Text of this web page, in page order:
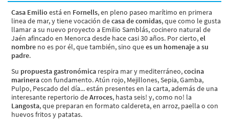
Casa Emilio está en Fornells, en pleno paseo marítimo en primera
linea de mar, y tiene vocación decasa de comidas, que como le gusta
llamar a su nuevo proyecto a Emilio Samblás, cocinero natural de
Jaén afincado en Menorca desde hace casi 30 años. Por cierto,el
nombre no es por él, que también, sino quees un homenaje a su
padre.
Su propuesta gastronómica respira mar y mediterráneo,cocina
marineracon fundamento. Atún rojo, Mejillones, Sepia, Gamba,
Pulpo, Pescado del día... están presentes en la carta, además de una
interesante repertorio deArroces, hasta seis! y, como no! la
Langosta, que preparan en formato caldereta, en arroz, paella o con
huevos fritos y patatas.